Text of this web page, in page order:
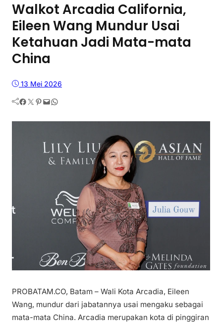
Walkot Arcadia California,
Eileen Wang Mundur Usai
Ketahuan Jadi Mata-mata
China
13 Mei 2026
Facebook Twitter Pinterest Mail WhatsApp
PROBATAM.CO, Batam – Wali Kota Arcadia, Eileen
Wang, mundur dari jabatannya usai mengaku sebagai
mata-mata China. Arcadia merupakan kota di pinggiran